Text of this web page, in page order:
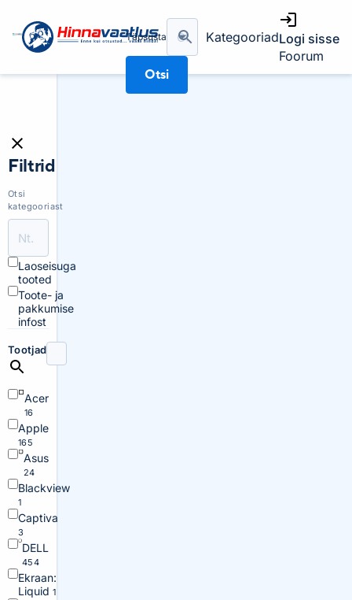
Täpsusta
Otsi
KategooriadLogi sisse
Foorum
Filtrid
Otsi
kategooriast
Laoseisuga
tooted
Toote- ja
pakkumise
infost
Tootjad
Acer
16
Apple
165
Asus
24
Blackview
1
Captiva
3
DELL
454
Ekraan:
Liquid 1